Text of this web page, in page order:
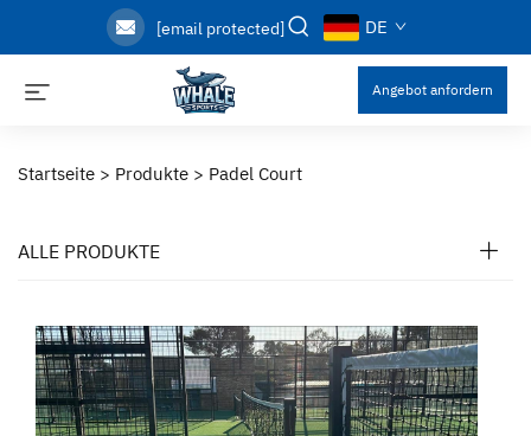
[email protected] DE
Angebot anfordern
Startseite > Produkte > Padel Court
ALLE PRODUKTE